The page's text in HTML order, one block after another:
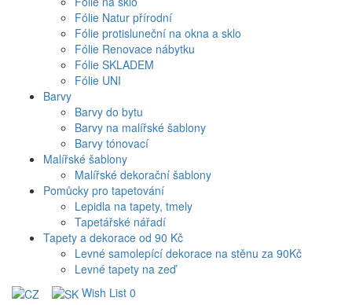
Fólie Natur přírodní
Fólie protisluneční na okna a sklo
Fólie Renovace nábytku
Fólie SKLADEM
Fólie UNI
Barvy
Barvy do bytu
Barvy na malířské šablony
Barvy tónovací
Malířské šablony
Malířské dekorační šablony
Pomůcky pro tapetování
Lepidla na tapety, tmely
Tapetářské nářadí
Tapety a dekorace od 90 Kč
Levné samolepící dekorace na stěnu za 90Kč
Levné tapety na zeď
Wish List 0